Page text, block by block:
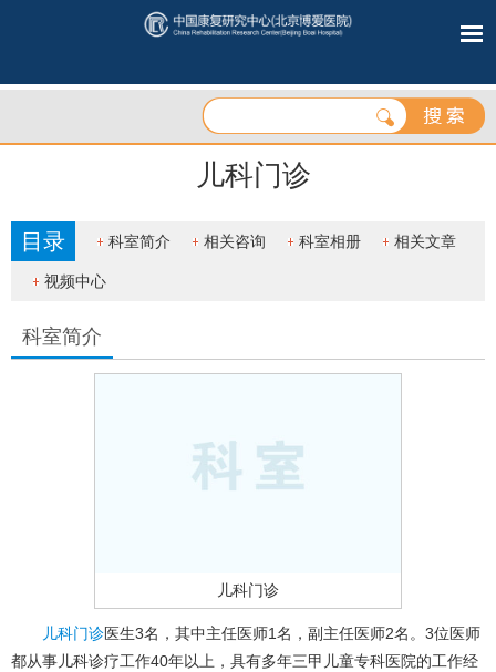
儿科门诊
目录 科室简介 相关咨询 科室相册 相关文章
视频中心
科室简介
儿科门诊
儿科门诊医生3名，其中主任医师1名，副主任医师2名。3位医师
都从事儿科诊疗工作40年以上，具有多年三甲儿童专科医院的工作经